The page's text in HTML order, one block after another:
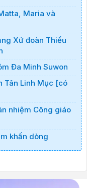
Maria và
Xứ đoàn Thiếu
Đa Minh Suwon
Tân Linh Mục [có
nhiệm Công giáo
khấn dòng